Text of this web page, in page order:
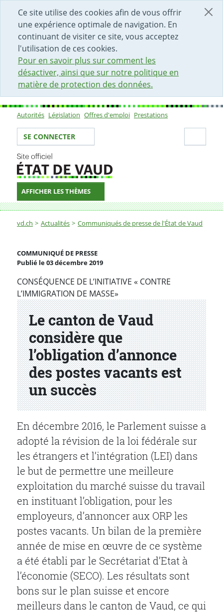
Ce site utilise des cookies afin de vous offrir
une expérience optimale de navigation. En
continuant de visiter ce site, vous acceptez
l'utilisation de ces cookies.
Pour en savoir plus sur comment les
désactiver, ainsi que sur notre politique en
matière de protection des données.
DÉBUT DU CONTENU DE LA PAGE
ACCÈS AU CHAMP DE RECHERCHE
PAGE D'ACCUEIL
FORMULAIRE DE CONTACT
Sous-navigation
Autorités Législation Offres d'emploi Prestations
Votre identité
SE CONNECTER
AFFICHER LES THÈMES
Fil d'Ariane
vd.ch Actualités Communiqués de presse de l'État de Vaud
Le canton de Vaud considère que l’obligation
Le canton de Vaud
considère que
l’obligation d’annonce
des postes vacants est
un succès
COMMUNIQUÉ DE PRESSE
Publié le 03 décembre 2019
Partenaire(s)
CONSÉQUENCE DE L’INITIATIVE « CONTRE
L’IMMIGRATION DE MASSE»
En décembre 2016, le Parlement suisse a
adopté la révision de la loi fédérale sur
les étrangers et l’intégration (LEI) dans
le but de permettre une meilleure
exploitation du marché suisse du travail
en instituant l’obligation, pour les
employeurs, d’annoncer aux ORP les
postes vacants. Un bilan de la première
année de mise en œuvre de ce système
a été établi par le Secrétariat d’Etat à
l’économie (SECO). Les résultats sont
bons sur le plan suisse et encore
meilleurs dans le canton de Vaud, ce qui